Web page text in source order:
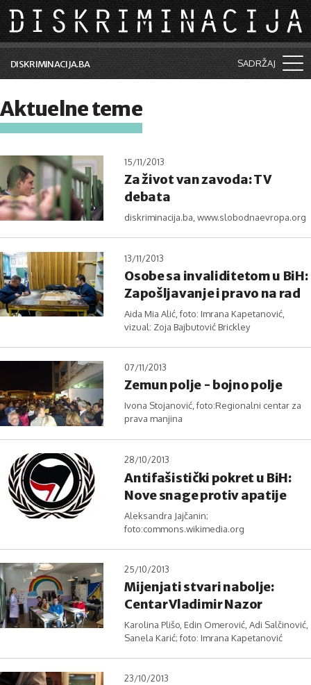
Skip to main content
DISKRIMINACIJA.BA SADRŽAJ
Vijesti i događaji
Kolumne
Lične priče
Saradnja sa medijima
Pretraga
Aktuelne teme
15/11/2013
Za život van zavoda: TV
debata
diskriminacija.ba, www.slobodnaevropa.org
13/11/2013
Osobe sa invaliditetom u BiH:
Zapošljavanje i pravo na rad
Aida Mia Alić, foto: Imrana Kapetanović,
vizual: Zoja Bajbutović Brickley
07/11/2013
Zemun polje - bojno polje
Ivona Stojanović, foto:Regionalni centar za
prava manjina
28/10/2013
Antifašistički pokret u BiH:
Nove snage protiv apatije
Aleksandra Jajčanin;
foto:commons.wikimedia.org
25/10/2013
Mijenjati stvari nabolje:
Centar Vladimir Nazor
Karolina Plišo, Edin Omerović, Adi Salčinović,
Sanela Karić; foto: Imrana Kapetanović
23/10/2013